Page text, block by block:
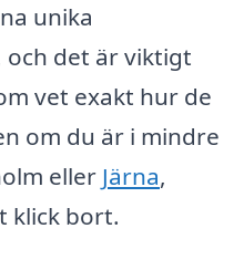
unika
det är viktigt
vet exakt hur de
om du är i mindre
eller Järna,
klick bort.